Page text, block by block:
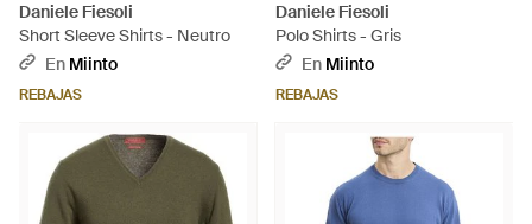
Daniele Fiesoli
Short Sleeve Shirts - Neutro
En Miinto
REBAJAS
Daniele Fiesoli
Polo Shirts - Gris
En Miinto
REBAJAS